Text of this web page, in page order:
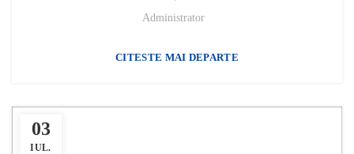
Administrator
CITESTE MAI DEPARTE
03
IUL.